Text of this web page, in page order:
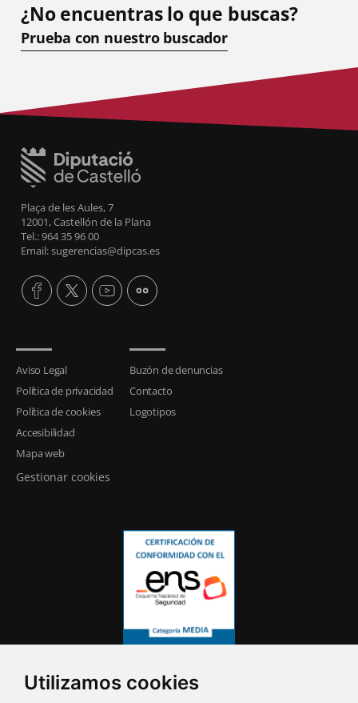
Utilizamos cookies
¿No encuentras lo que buscas?
Prueba con nuestro buscador
Plaça de les Aules, 7
12001, Castellón de la Plana
Tel.: 964 35 96 00
Email: sugerencias@dipcas.es
Aviso Legal
Política de privacidad
Política de cookies
Accesibilidad
Mapa web
Gestionar cookies
Buzón de denuncias
Contacto
Logotipos